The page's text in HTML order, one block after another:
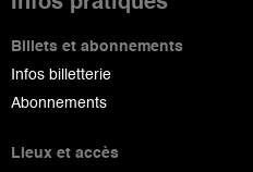
Billets et abonnements
Infos billetterie
Abonnements
Lieux et accès